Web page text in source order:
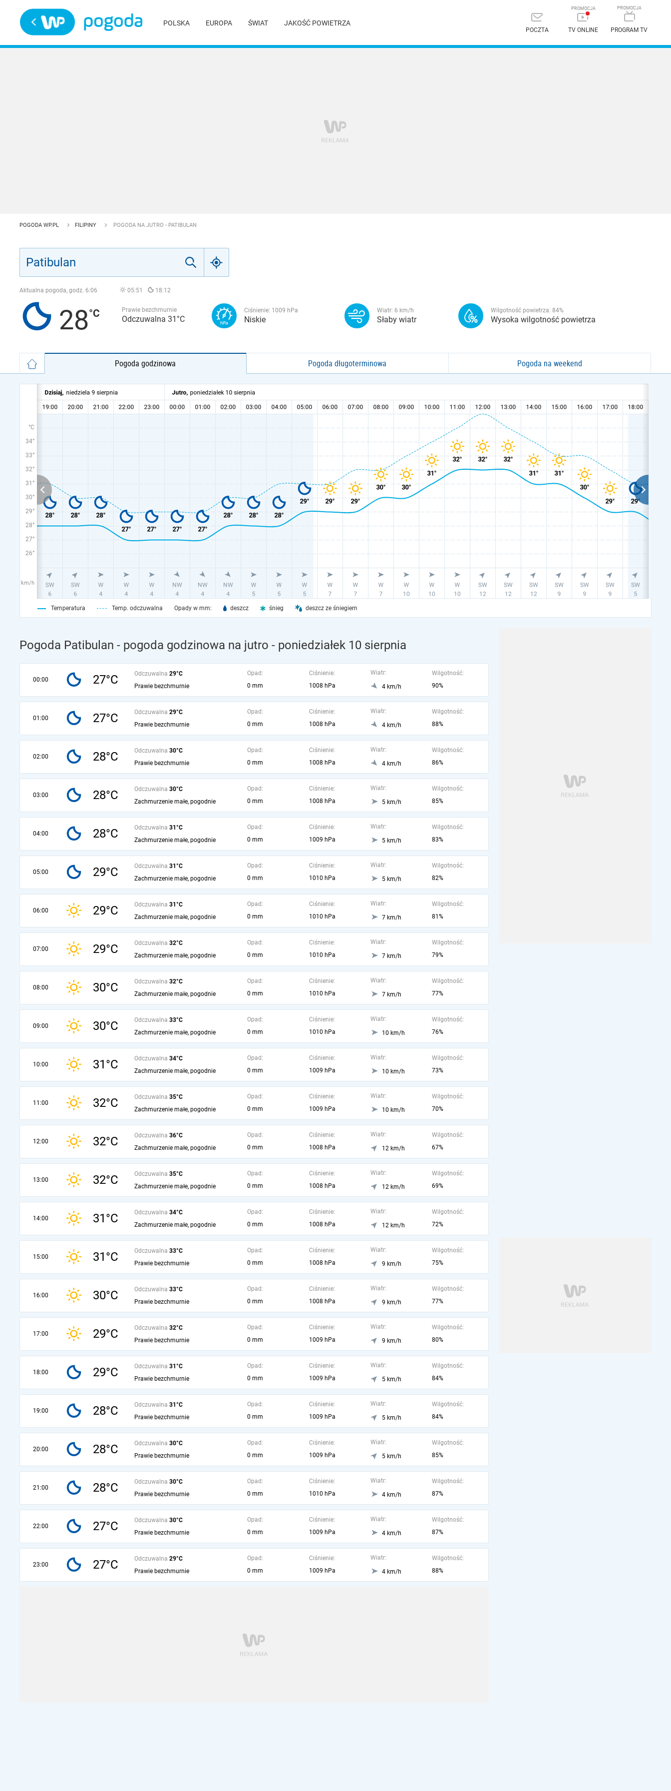
POLSKA EUROPA ŚWIAT JAKOŚĆ POWIETRZA
POCZTA TV ONLINE PROGRAM TV
POGODA WP.PL FILIPINY POGODA NA JUTRO - PATIBULAN
Aktualna pogoda, godz. 6:06 05:51 18:12
28 Prawie bezchmurnie
Odczuwalna 31°C
Ciśnienie: 1009 hPa
Niskie
Wiatr: 6 km/h
Słaby wiatr
Wilgotność powietrza: 84%
Wysoka wilgotność powietrza
Pogoda godzinowa Pogoda długoterminowa Pogoda na weekend
°C
34°
33°
32°
31°
30°
29°
28°
27°
26°
km/h
Temperatura Temp. odczuwalna Opady w mm: deszcz śnieg deszcz ze śniegiem
Pogoda Patibulan - pogoda godzinowa na jutro - poniedziałek 10 sierpnia
00:00 27°C Odczuwalna 29°C
Prawie bezchmurnie
Opad:
0 mm
Ciśnienie:
1008 hPa
Wiatr:
4 km/h
Wilgotność:
90%
01:00 27°C Odczuwalna 29°C
Prawie bezchmurnie
Opad:
0 mm
Ciśnienie:
1008 hPa
Wiatr:
4 km/h
Wilgotność:
88%
02:00 28°C Odczuwalna 30°C
Prawie bezchmurnie
Opad:
0 mm
Ciśnienie:
1008 hPa
Wiatr:
4 km/h
Wilgotność:
86%
03:00 28°C Odczuwalna 30°C
Zachmurzenie małe, pogodnie
Opad:
0 mm
Ciśnienie:
1008 hPa
Wiatr:
5 km/h
Wilgotność:
85%
04:00 28°C Odczuwalna 31°C
Zachmurzenie małe, pogodnie
Opad:
0 mm
Ciśnienie:
1009 hPa
Wiatr:
5 km/h
Wilgotność:
83%
05:00 29°C Odczuwalna 31°C
Zachmurzenie małe, pogodnie
Opad:
0 mm
Ciśnienie:
1010 hPa
Wiatr:
5 km/h
Wilgotność:
82%
06:00 29°C Odczuwalna 31°C
Zachmurzenie małe, pogodnie
Opad:
0 mm
Ciśnienie:
1010 hPa
Wiatr:
7 km/h
Wilgotność:
81%
07:00 29°C Odczuwalna 32°C
Zachmurzenie małe, pogodnie
Opad:
0 mm
Ciśnienie:
1010 hPa
Wiatr:
7 km/h
Wilgotność:
79%
08:00 30°C Odczuwalna 32°C
Zachmurzenie małe, pogodnie
Opad:
0 mm
Ciśnienie:
1010 hPa
Wiatr:
7 km/h
Wilgotność:
77%
09:00 30°C Odczuwalna 33°C
Zachmurzenie małe, pogodnie
Opad:
0 mm
Ciśnienie:
1010 hPa
Wiatr:
10 km/h
Wilgotność:
76%
10:00 31°C Odczuwalna 34°C
Zachmurzenie małe, pogodnie
Opad:
0 mm
Ciśnienie:
1009 hPa
Wiatr:
10 km/h
Wilgotność:
73%
11:00 32°C Odczuwalna 35°C
Zachmurzenie małe, pogodnie
Opad:
0 mm
Ciśnienie:
1009 hPa
Wiatr:
10 km/h
Wilgotność:
70%
12:00 32°C Odczuwalna 36°C
Zachmurzenie małe, pogodnie
Opad:
0 mm
Ciśnienie:
1008 hPa
Wiatr:
12 km/h
Wilgotność:
67%
13:00 32°C Odczuwalna 35°C
Zachmurzenie małe, pogodnie
Opad:
0 mm
Ciśnienie:
1008 hPa
Wiatr:
12 km/h
Wilgotność:
69%
14:00 31°C Odczuwalna 34°C
Zachmurzenie małe, pogodnie
Opad:
0 mm
Ciśnienie:
1008 hPa
Wiatr:
12 km/h
Wilgotność:
72%
15:00 31°C Odczuwalna 33°C
Prawie bezchmurnie
Opad:
0 mm
Ciśnienie:
1008 hPa
Wiatr:
9 km/h
Wilgotność:
75%
16:00 30°C Odczuwalna 33°C
Prawie bezchmurnie
Opad:
0 mm
Ciśnienie:
1008 hPa
Wiatr:
9 km/h
Wilgotność:
77%
17:00 29°C Odczuwalna 32°C
Prawie bezchmurnie
Opad:
0 mm
Ciśnienie:
1009 hPa
Wiatr:
9 km/h
Wilgotność:
80%
18:00 29°C Odczuwalna 31°C
Prawie bezchmurnie
Opad:
0 mm
Ciśnienie:
1009 hPa
Wiatr:
5 km/h
Wilgotność:
84%
19:00 28°C Odczuwalna 31°C
Prawie bezchmurnie
Opad:
0 mm
Ciśnienie:
1009 hPa
Wiatr:
5 km/h
Wilgotność:
84%
20:00 28°C Odczuwalna 30°C
Prawie bezchmurnie
Opad:
0 mm
Ciśnienie:
1009 hPa
Wiatr:
5 km/h
Wilgotność:
85%
21:00 28°C Odczuwalna 30°C
Prawie bezchmurnie
Opad:
0 mm
Ciśnienie:
1010 hPa
Wiatr:
4 km/h
Wilgotność:
87%
22:00 27°C Odczuwalna 30°C
Prawie bezchmurnie
Opad:
0 mm
Ciśnienie:
1009 hPa
Wiatr:
4 km/h
Wilgotność:
87%
23:00 27°C Odczuwalna 29°C
Prawie bezchmurnie
Opad:
0 mm
Ciśnienie:
1009 hPa
Wiatr:
4 km/h
Wilgotność:
88%